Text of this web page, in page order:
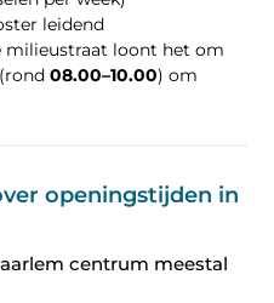
leidend
milieustraat loont het om
(rond08.00–10.00) om
openingstijden in
centrum meestal